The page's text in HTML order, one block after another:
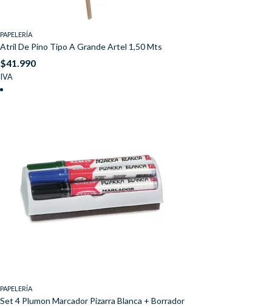
PAPELERÍA
Atril De Pino Tipo A Grande Artel 1,50 Mts
$41.990
IVA
PAPELERÍA
Set 4 Plumon Marcador Pizarra Blanca + Borrador